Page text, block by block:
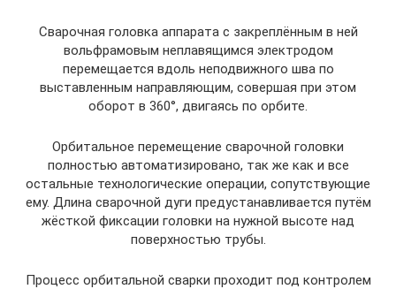
Сварочная головка аппарата с закреплённым в ней
вольфрамовым неплавящимся электродом
перемещается вдоль неподвижного шва по
выставленным направляющим, совершая при этом
оборот в 360°, двигаясь по орбите.
Орбитальное перемещение сварочной головки
полностью автоматизировано, так же как и все
остальные технологические операции, сопутствующие
ему. Длина сварочной дуги предустанавливается путём
жёсткой фиксации головки на нужной высоте над
поверхностью трубы.
Процесс орбитальной сварки проходит под контролем